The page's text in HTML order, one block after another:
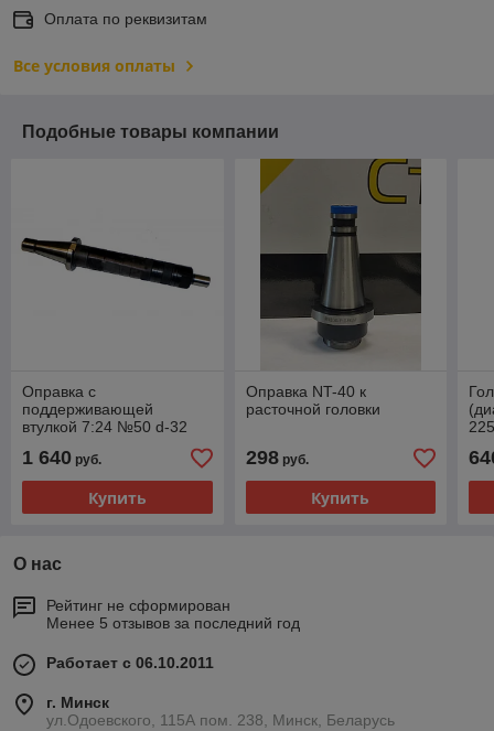
Оплата по реквизитам
Все условия оплаты
Подобные товары компании
Оправка с
поддерживающей
втулкой 7:24 №50 d-32
1 640 руб.
Купить
Оправка NT-40 к
расточной головки
298руб.
Купить
О нас
Рейтинг не сформирован
Менее 5 отзывов за последний год
Работает с 06.10.2011
г. Минск
ул.Одоевского, 115А пом. 238, Минск, Беларусь